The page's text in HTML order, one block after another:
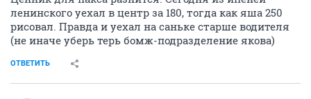
ленинского уехал в центр за 180, тогда как яша 250
рисовал. Правда и уехал на саньке старше водителя
(не иначе уберь терь бомж-подразделение якова)
ОТВЕТИТЬ